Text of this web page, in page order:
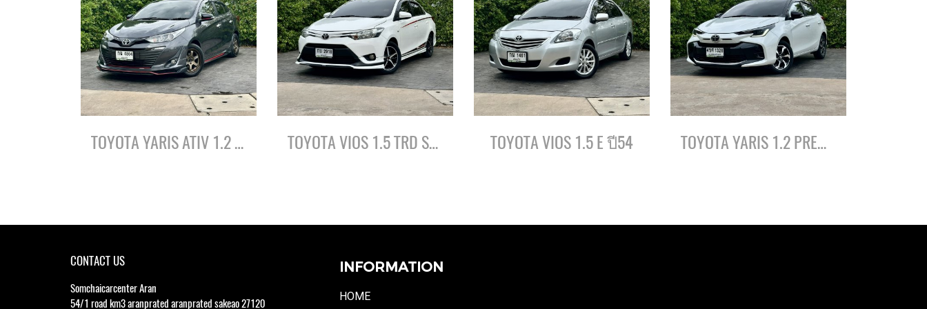
TOYOTA YARIS ATIV 1.2 S ปี62 TOYOTA VIOS 1.5 TRD SPORTIVO ปี57 TOYOTA VIOS 1.5 E ปี54 TOYOTA YARIS 1.2 PREMIUM (BLACK ROOF) ปี66
CONTACT US
Somchaicarcenter Aran
54/1 road km3 aranprated aranprated sakeao 27120
INFORMATION
HOME